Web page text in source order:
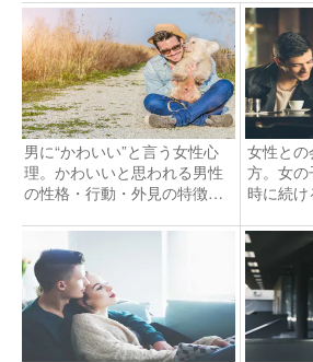
男に“かわいい”と言う女性心
理。かわいいと思われる男性
の性格・行動・外見の特徴と
女性と
方。女
時に続け